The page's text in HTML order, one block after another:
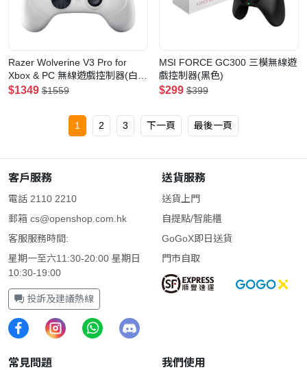
Razer Wolverine V3 Pro for
Xbox & PC 無線遊戲控制器(白
色)
$1349 $1559
MSI FORCE GC300 三模無線遊
戲控制器(黑色)
$299 $399
1 2 3 下一頁 最後一頁
客戶服務
電話 2110 2210
郵箱 cs@openshop.com.hk
客服服務時間:
星期一至六11:30-20:00 星期日
10:30-19:00
投訴及建議熱線
送貨服務
送貨上門
自提點/智能櫃
GoGoX即日送貨
門市自取
常見問題 我們使用